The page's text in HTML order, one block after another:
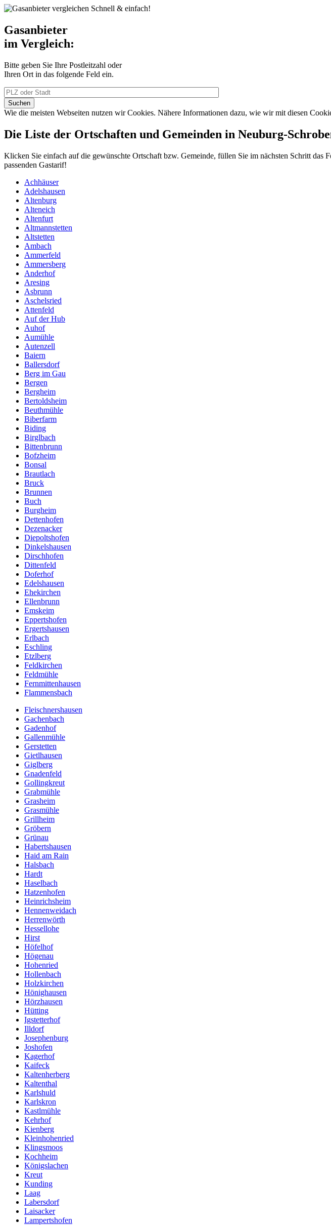
Schnell & einfach!
Gasanbieter
im Vergleich:
Bitte geben Sie Ihre Postleitzahl oder
Ihren Ort in das folgende Feld ein.
Wie die meisten Webseiten nutzen wir Cookies. Nähere Informationen dazu, wie wir mit diesen
Die Liste der Ortschaften und Gemeinden in Neuburg-
Klicken Sie einfach auf die gewünschte Ortschaft bzw. Gemeinde, füllen Sie im nächsten Schritt
passenden Gastarif!
Achhäuser
Adelshausen
Altenburg
Alteneich
Altenfurt
Altmannstetten
Altstetten
Ambach
Ammerfeld
Ammersberg
Anderhof
Aresing
Asbrunn
Aschelsried
Attenfeld
Auf der Hub
Auhof
Aumühle
Autenzell
Baiern
Ballersdorf
Berg im Gau
Bergen
Bergheim
Bertoldsheim
Beuthmühle
Biberfarm
Biding
Birglbach
Bittenbrunn
Bofzheim
Bonsal
Brautlach
Bruck
Brunnen
Buch
Burgheim
Dettenhofen
Dezenacker
Diepoltshofen
Dinkelshausen
Dirschhofen
Dittenfeld
Doferhof
Edelshausen
Ehekirchen
Ellenbrunn
Emskeim
Eppertshofen
Ergertshausen
Erlbach
Eschling
Etzlberg
Feldkirchen
Feldmühle
Fernmittenhausen
Flammensbach
Fleischnershausen
Gachenbach
Gadenhof
Gallenmühle
Gerstetten
Gietlhausen
Giglberg
Gnadenfeld
Gollingkreut
Grabmühle
Grasheim
Grasmühle
Grillheim
Gröbern
Grünau
Habertshausen
Haid am Rain
Halsbach
Hardt
Haselbach
Hatzenhofen
Heinrichsheim
Hennenweidach
Herrenwörth
Hessellohe
Hirst
Höfelhof
Högenau
Hohenried
Hollenbach
Holzkirchen
Hönighausen
Hörzhausen
Hütting
Igstetterhof
Illdorf
Josephenburg
Joshofen
Kagerhof
Kaifeck
Kaltenherberg
Kaltenthal
Karlshuld
Karlskron
Kastlmühle
Kehrhof
Kienberg
Kleinhohenried
Klingsmoos
Kochheim
Königslachen
Kreut
Kunding
Laag
Labersdorf
Laisacker
Lampertshofen